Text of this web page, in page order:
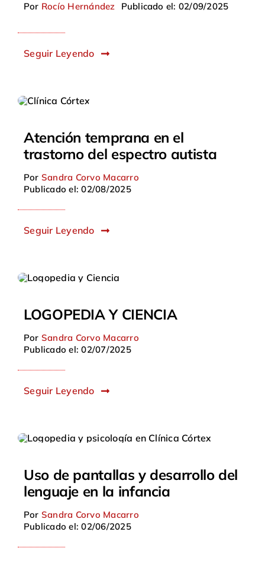
Por Rocío Hernández Publicado el: 02/09/2025
Seguir Leyendo
Atención temprana en el
trastorno del espectro autista
Por Sandra Corvo Macarro
Publicado el: 02/08/2025
Seguir Leyendo
LOGOPEDIA Y CIENCIA
Por Sandra Corvo Macarro
Publicado el: 02/07/2025
Seguir Leyendo
Uso de pantallas y desarrollo del
lenguaje en la infancia
Por Sandra Corvo Macarro
Publicado el: 02/06/2025